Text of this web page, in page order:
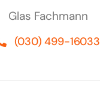
Glas Fachmann
(030) 499-16033